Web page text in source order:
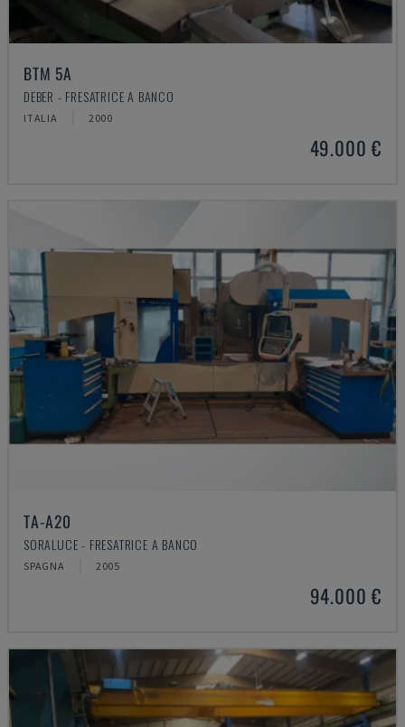
BTM 5A
DEBER - FRESATRICE A BANCO
ITALIA 2000
49.000 €
TA-A20
SORALUCE - FRESATRICE A BANCO
SPAGNA 2005
94.000 €